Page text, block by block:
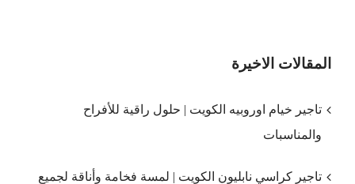
المقالات الاخيرة
تاجير خيام اوروبيه الكويت | حلول راقية للأفراح
والمناسبات
تاجير كراسي نابليون الكويت | لمسة فخامة وأناقة لجميع